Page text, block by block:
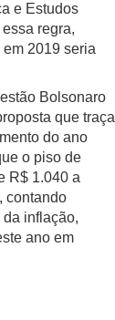
e Estudos
regra,
2019 seria
Bolsonaro
que traça
do ano
o piso de
R$ 1.040 a
contando
inflação,
ano em